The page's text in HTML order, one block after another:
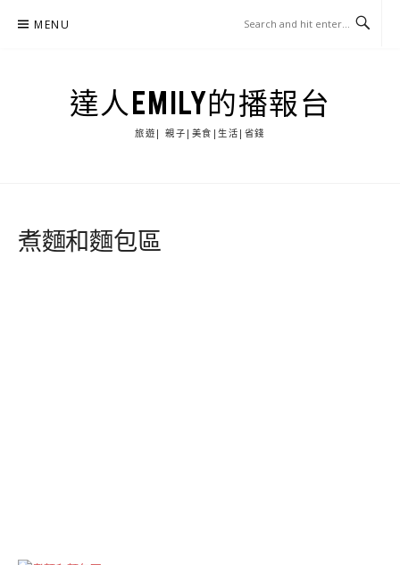
MENU
達人EMILY的播報台
旅遊| 親子|美食|生活|省錢
煮麵和麵包區